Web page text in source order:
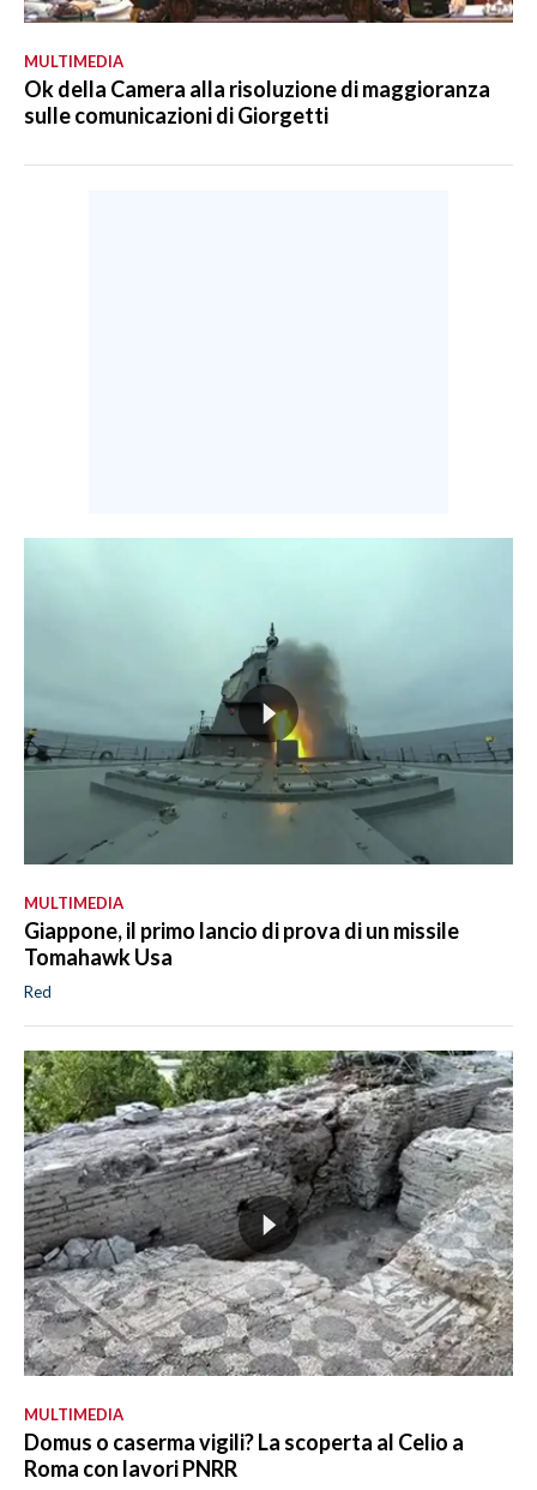
MULTIMEDIA
Ok della Camera alla risoluzione di maggioranza
sulle comunicazioni di Giorgetti
MULTIMEDIA
Giappone, il primo lancio di prova di un missile
Tomahawk Usa
Red
MULTIMEDIA
Domus o caserma vigili? La scoperta al Celio a
Roma con lavori PNRR